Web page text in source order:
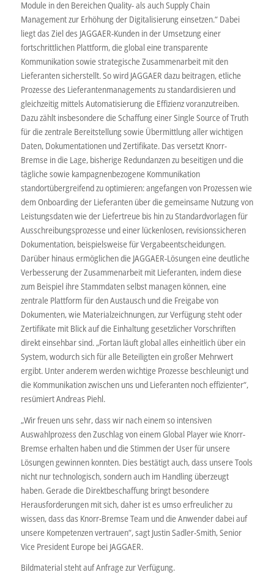
Module in den Bereichen Quality- als auch Supply Chain
Management zur Erhöhung der Digitalisierung einsetzen.“ Dabei
liegt das Ziel des JAGGAER-Kunden in der Umsetzung einer
fortschrittlichen Plattform, die global eine transparente
Kommunikation sowie strategische Zusammenarbeit mit den
Lieferanten sicherstellt. So wird JAGGAER dazu beitragen, etliche
Prozesse des Lieferantenmanagements zu standardisieren und
gleichzeitig mittels Automatisierung die Effizienz voranzutreiben.
Dazu zählt insbesondere die Schaffung einer Single Source of Truth
für die zentrale Bereitstellung sowie Übermittlung aller wichtigen
Daten, Dokumentationen und Zertifikate. Das versetzt Knorr-
Bremse in die Lage, bisherige Redundanzen zu beseitigen und die
tägliche sowie kampagnenbezogene Kommunikation
standortübergreifend zu optimieren: angefangen von Prozessen wie
dem Onboarding der Lieferanten über die gemeinsame Nutzung von
Leistungsdaten wie der Liefertreue bis hin zu Standardvorlagen für
Ausschreibungsprozesse und einer lückenlosen, revisionssicheren
Dokumentation, beispielsweise für Vergabeentscheidungen.
Darüber hinaus ermöglichen die JAGGAER-Lösungen eine deutliche
Verbesserung der Zusammenarbeit mit Lieferanten, indem diese
zum Beispiel ihre Stammdaten selbst managen können, eine
zentrale Plattform für den Austausch und die Freigabe von
Dokumenten, wie Materialzeichnungen, zur Verfügung steht oder
Zertifikate mit Blick auf die Einhaltung gesetzlicher Vorschriften
direkt einsehbar sind. „Fortan läuft global alles einheitlich über ein
System, wodurch sich für alle Beteiligten ein großer Mehrwert
ergibt. Unter anderem werden wichtige Prozesse beschleunigt und
die Kommunikation zwischen uns und Lieferanten noch effizienter“,
resümiert Andreas Piehl.
„Wir freuen uns sehr, dass wir nach einem so intensiven
Auswahlprozess den Zuschlag von einem Global Player wie Knorr-
Bremse erhalten haben und die Stimmen der User für unsere
Lösungen gewinnen konnten. Dies bestätigt auch, dass unsere Tools
nicht nur technologisch, sondern auch im Handling überzeugt
haben. Gerade die Direktbeschaffung bringt besondere
Herausforderungen mit sich, daher ist es umso erfreulicher zu
wissen, dass das Knorr-Bremse Team und die Anwender dabei auf
unsere Kompetenzen vertrauen“, sagt Justin Sadler-Smith, Senior
Vice President Europe bei JAGGAER.
Bildmaterial steht auf Anfrage zur Verfügung.